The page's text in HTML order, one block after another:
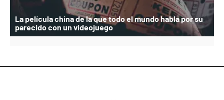
La película china de la que todo el mundo habla por su
parecido con un videojuego